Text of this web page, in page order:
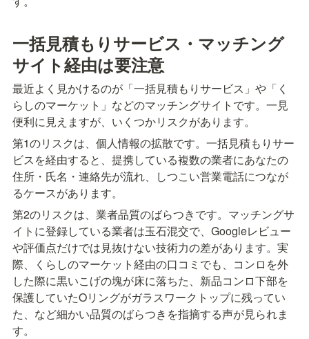
一括見積もりサービス・マッチング
サイト経由は要注意
最近よく見かけるのが「一括見積もりサービス」や「く
らしのマーケット」などのマッチングサイトです。一見
便利に見えますが、いくつかリスクがあります。
第1のリスクは、個人情報の拡散です。一括見積もりサー
ビスを経由すると、提携している複数の業者にあなたの
住所・氏名・連絡先が流れ、しつこい営業電話につなが
るケースがあります。
第2のリスクは、業者品質のばらつきです。マッチングサ
イトに登録している業者は玉石混交で、Googleレビュー
や評価点だけでは見抜けない技術力の差があります。実
際、くらしのマーケット経由の口コミでも、コンロを外
した際に黒いこげの塊が床に落ちた、新品コンロ下部を
保護していたOリングがガラスワークトップに残ってい
た、など細かい品質のばらつきを指摘する声が見られま
す。